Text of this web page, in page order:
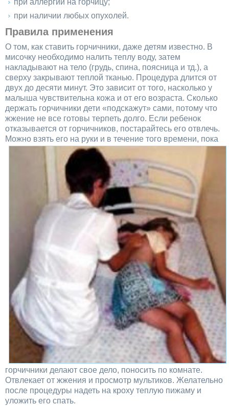
при аллергии на горчицу;
при наличии любых опухолей.
Правила применения
О том, как ставить горчичники, даже детям известно. В
мисочку необходимо налить теплу воду, затем
накладывают на тело (грудь, спина, поясница и тд.), а
сверху закрывают теплой тканью. Процедура длится от
двух до десяти минут. Это зависит от того, насколько у
малыша чувствительна кожа и от его возраста. Сколько
держать горчичники дети «подскажут» сами, потому что
жжение не все готовы терпеть долго. Если ребенок
отказывается от горчичников, постарайтесь его отвлечь.
Можно взять его на руки и в течение того времени, пока
горчичники делают свое дело, поносить по комнате.
Отвлекает от жжения и просмотр мультиков. Желательно
после процедуры надеть на кроху теплую пижаму и
уложить его спать.